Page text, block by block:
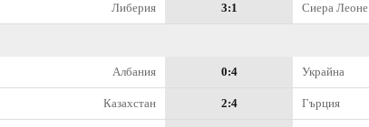
Либерия 3:1 Сиера Леоне
Албания 0:4 Украйна
Казахстан 2:4 Гърция